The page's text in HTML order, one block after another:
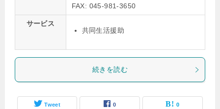
FAX: 045-981-3650
サービス
共同生活援助
続きを読む
Tweet 0 0